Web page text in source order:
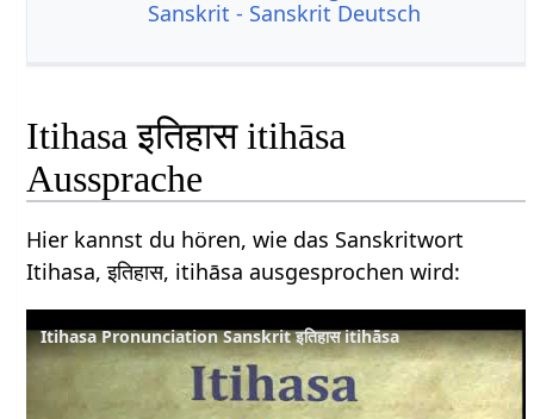
Sanskrit - Sanskrit Deutsch
Itihasa इतिहास itihāsa
Aussprache
Hier kannst du hören, wie das Sanskritwort
Itihasa, इतिहास, itihāsa ausgesprochen wird:
Itihasa Pronunciation Sanskrit इतिहास itihāsa